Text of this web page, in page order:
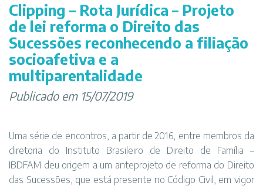
Clipping – Rota Jurídica – Projeto
de lei reforma o Direito das
Sucessões reconhecendo a filiação
socioafetiva e a
multiparentalidade
Publicado em 15/07/2019
Uma série de encontros, a partir de 2016, entre membros da
diretoria do Instituto Brasileiro de Direito de Família –
IBDFAM deu origem a um anteprojeto de reforma do Direito
das Sucessões, que está presente no Código Civil, em vigor